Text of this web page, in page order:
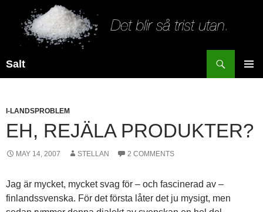
Salt
I-LANDSPROBLEM
EH, REJÄLA PRODUKTER?
MAY 14, 2007 STELLAN 2 COMMENTS
Jag är mycket, mycket svag för – och fascinerad av –
finlandssvenska. För det första låter det ju mysigt, men